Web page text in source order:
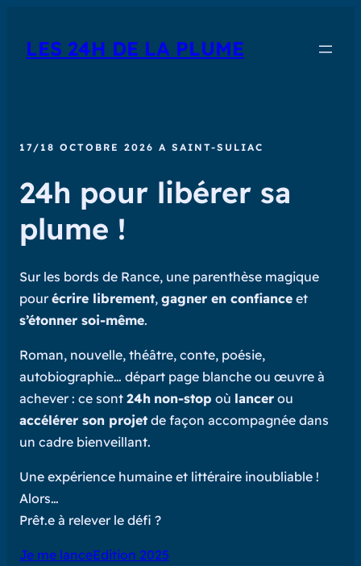
LES 24H DE LA PLUME
17/18 OCTOBRE 2026 A SAINT-SULIAC
24h pour libérer sa
plume !
Sur les bords de Rance, une parenthèse magique
pourécrire librement, gagner en confiance et
s’étonner soi-même.
Roman, nouvelle, théâtre, conte, poésie,
autobiographie… départ page blanche ou œuvre à
achever : ce sont 24h non-stop où lancer ou
accélérer son projet de façon accompagnée dans
un cadre bienveillant.
Une expérience humaine et littéraire inoubliable !
Alors…
Prêt.e à relever le défi ?
Je me lanceEdition 2025